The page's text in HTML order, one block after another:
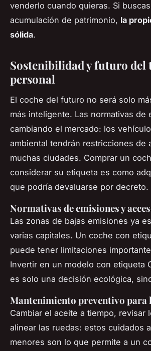
venderlo cuando quieras. Si
acumulación de patrimonio, la
sólida.
Sostenibilidad y futuro del
personal
El coche del futuro no será solo
más inteligente. Las normativas de
cambiando el mercado: los
ambiental tendrán restricciones de
muchas ciudades. Comprar un
considerar su etiqueta es como
que podría devaluarse por decreto.
Normativas de emisiones y
Las zonas de bajas emisiones ya
varias capitales. Un coche con
puede tener limitaciones
Invertir en un modelo con etiqueta
es solo una decisión ecológica,
Mantenimiento preventivo para
Cambiar el aceite a tiempo, revisar
alinear las ruedas: estos cuidados
menores son lo que permite a un